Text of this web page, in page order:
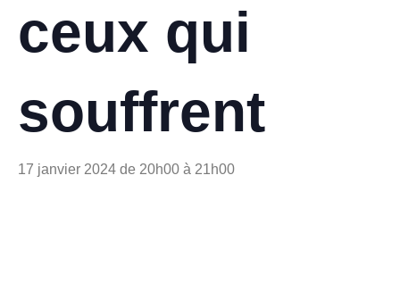
ceux qui
souffrent
17 janvier 2024 de 20h00 à 21h00